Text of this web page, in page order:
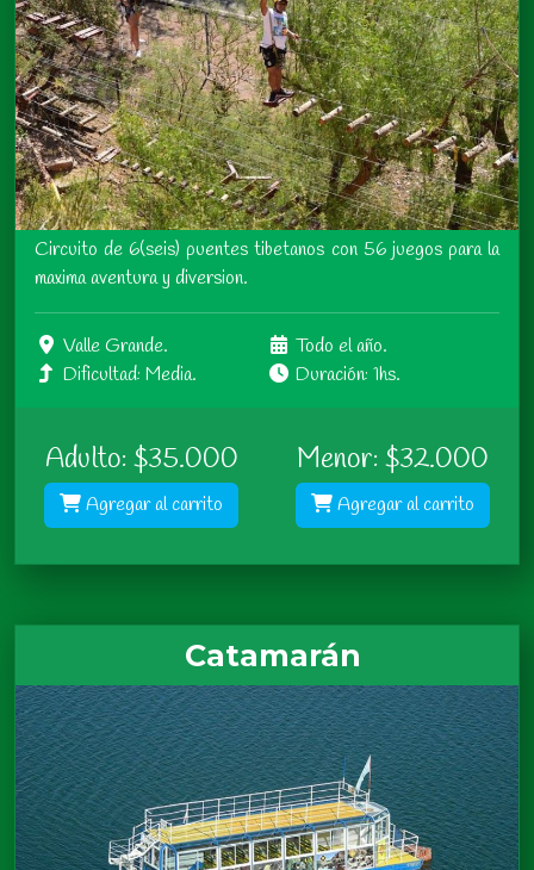
Circuito de 6(seis) puentes tibetanos con 56 juegos para la
maxima aventura y diversion.
Valle Grande.
Todo el año.
Dificultad: Media.
Duración: 1hs.
Adulto: $35.000
Agregar al carrito
Menor: $32.000
Agregar al carrito
Catamarán